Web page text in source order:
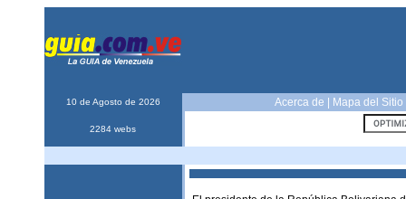
10 de Agosto de 2026 Acerca de Mapa del Sitio
2284 webs